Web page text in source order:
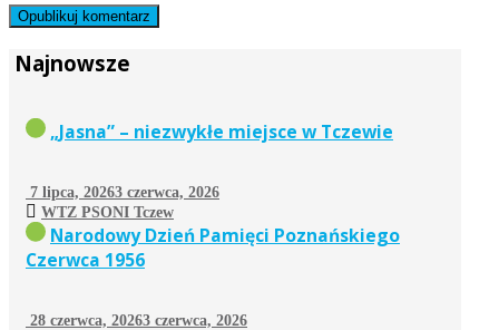
Najnowsze
„Jasna” – niezwykłe miejsce w Tczewie
7 lipca, 20263 czerwca, 2026
WTZ PSONI Tczew
Narodowy Dzień Pamięci Poznańskiego
Czerwca 1956
28 czerwca, 20263 czerwca, 2026